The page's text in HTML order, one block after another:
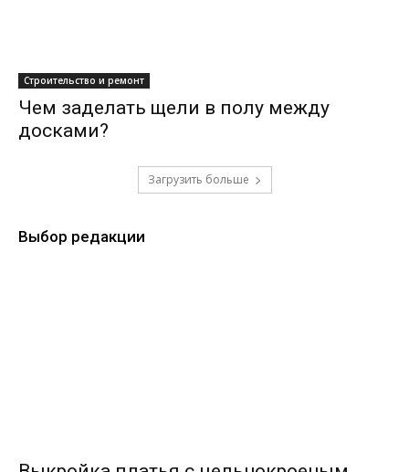
Строительство и ремонт
Чем заделать щели в полу между
досками?
Загрузить больше
Выбор редакции